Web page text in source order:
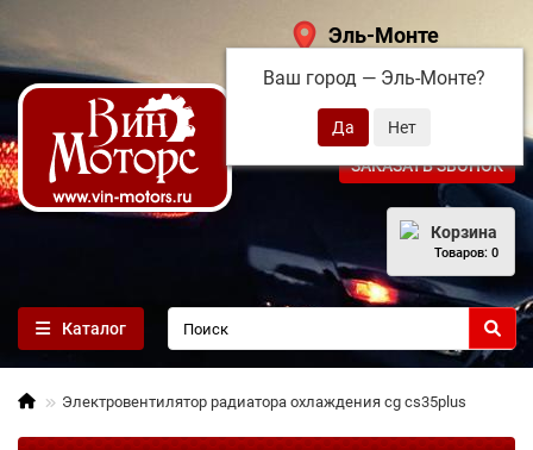
Эль-Монте
Ваш город — Эль-Монте?
+7 (495) 108-68-71
ЗАКАЗАТЬ ЗВОНОК
Корзина
Товаров: 0
Каталог
Электровентилятор радиатора охлаждения cg cs35plus